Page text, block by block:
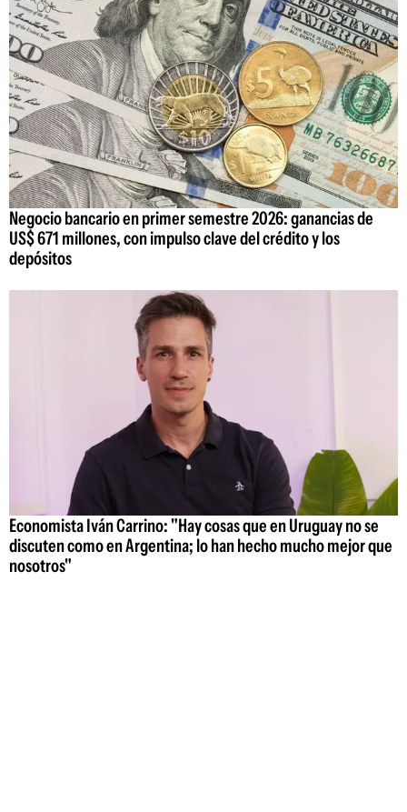
Negocio bancario en primer semestre 2026: ganancias de
US$ 671 millones, con impulso clave del crédito y los
depósitos
Economista Iván Carrino: "Hay cosas que en Uruguay no se
discuten como en Argentina; lo han hecho mucho mejor que
nosotros"